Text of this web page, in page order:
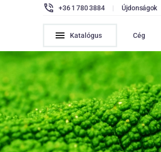
+36 1 780 3884 | Újdonságok
Katalógus Cég